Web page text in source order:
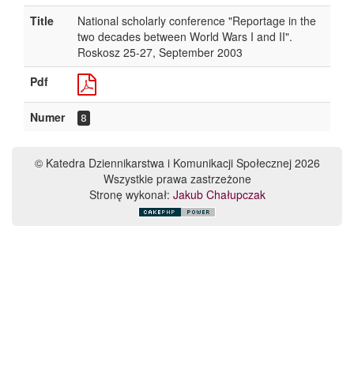
Title
National scholarly conference "Reportage in the
two decades between World Wars I and II".
Roskosz 25-27, September 2003
Pdf
Numer 8
© Katedra Dziennikarstwa i Komunikacji Społecznej 2026
Wszystkie prawa zastrzeżone
Stronę wykonał: Jakub Chałupczak